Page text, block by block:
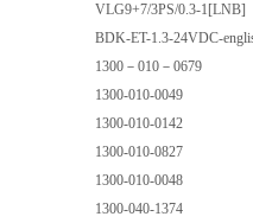
VLG9+7/3PS/0.3-1[LNB]
BDK-ET-1.3-24VDC-
1300－010－0679
1300-010-0049
1300-010-0142
1300-010-0827
1300-010-0048
1300-040-1374